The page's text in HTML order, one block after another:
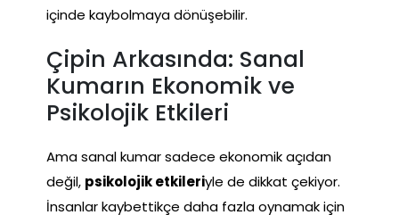
içinde kaybolmaya dönüşebilir.
Çipin Arkasında: Sanal
Kumarın Ekonomik ve
Psikolojik Etkileri
Ama sanal kumar sadece ekonomik açıdan
değil, psikolojik etkileriyle de dikkat çekiyor.
İnsanlar kaybettikçe daha fazla oynamak için